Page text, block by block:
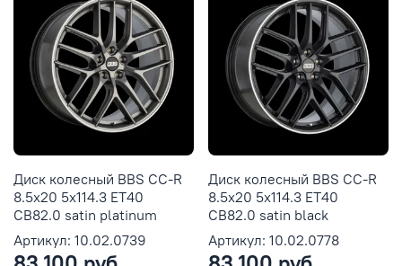
Диск колесный BBS CC-R
8.5x20 5x114.3 ET40
CB82.0 satin platinum
Артикул: 10.02.0739
Диск колесный BBS CC-R
8.5x20 5x114.3 ET40
CB82.0 satin black
Артикул: 10.02.0778